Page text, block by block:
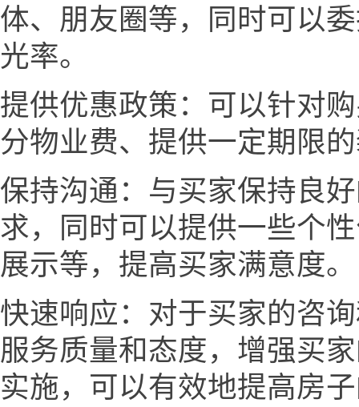
体、朋友圈等，同时可以
光率。
提供优惠政策：可以针对
分物业费、提供一定期限
保持沟通：与买家保持良
求，同时可以提供一些个
展示等，提高买家满意度。
快速响应：对于买家的咨
服务质量和态度，增强买
实施，可以有效地提高房